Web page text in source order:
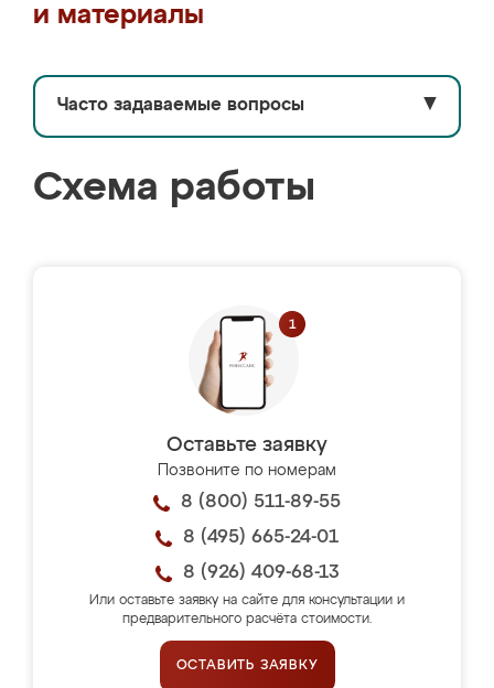
и материалы
Часто задаваемые вопросы ▼
Схема работы
Оставьте заявку
Позвоните по номерам
8 (800) 511-89-55
8 (495) 665-24-01
8 (926) 409-68-13
Или оставьте заявку на сайте для консультации и
предварительного расчёта стоимости.
ОСТАВИТЬ ЗАЯВКУ